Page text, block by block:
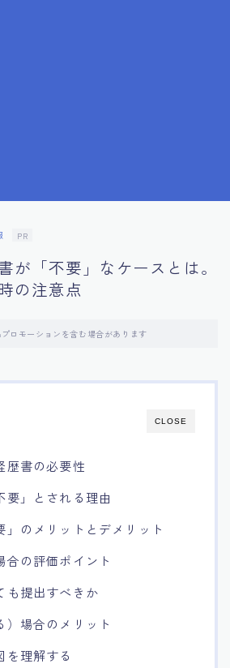
与える方法
目指す人の応募書類
進化がもたらす影響
PR
が「不要」なケースとは。
の注意点
ロモーションを含む場合があります
CLOSE
歴書の必要性
要」とされる理由
」のメリットとデメリット
合の評価ポイント
も提出すべきか
）場合のメリット
を理解する